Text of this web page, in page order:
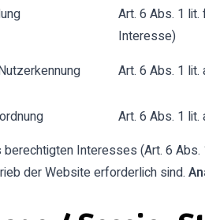
Art. 6 Abs. 1
Interesse)
Art. 6 Abs. 1 lit.
Art. 6 Abs. 1 lit.
Interesses (Art. 6
der Website erforderlich sind.